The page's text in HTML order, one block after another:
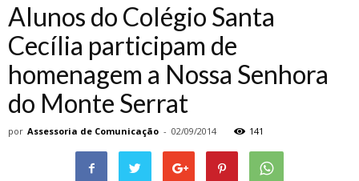
Alunos do Colégio Santa
Cecília participam de
homenagem a Nossa Senhora
do Monte Serrat
por Assessoria de Comunicação - 02/09/2014 141